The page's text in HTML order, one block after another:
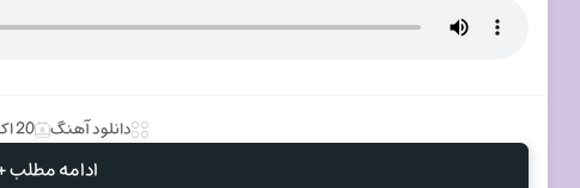
دانلود آهنگ 20 اکتبر 2023
ادامه مطلب +